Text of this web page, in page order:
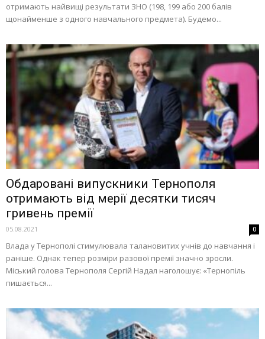
отримають найвищі результати ЗНО (198, 199 або 200 балів
щонайменше з одного навчального предмета). Будемо...
Обдаровані випускники Тернополя
отримають від мерії десятки тисяч
гривень премії
05.08.2021 0
Влада у Тернополі стимулювала талановитих учнів до навчання і
раніше. Однак тепер розміри разової премії значно зросли.
Міський голова Тернополя Сергій Надал наголошує: «Тернопіль
пишається...